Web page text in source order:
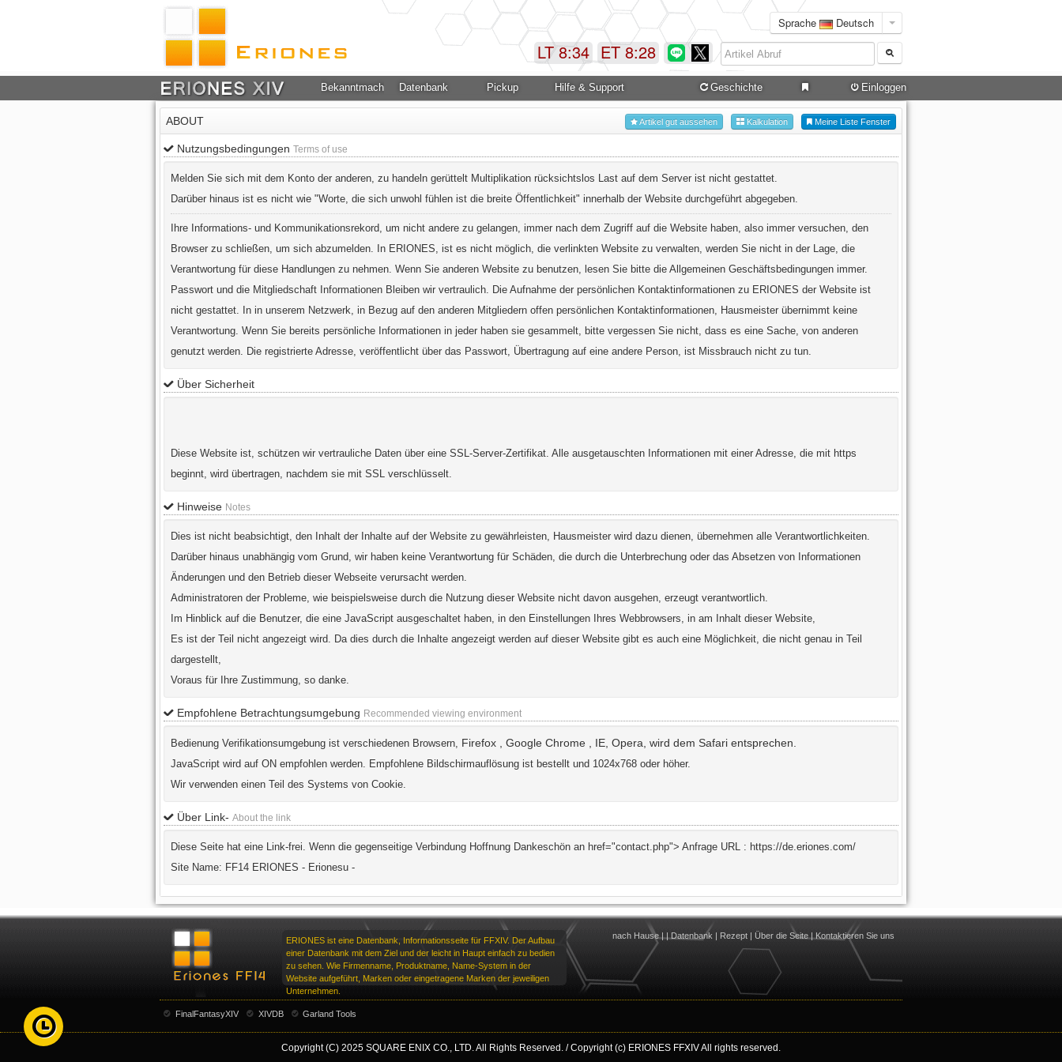
Sprache Deutsch
ET 8:28
LT 8:34
Bekanntmachung Datenbank Pickup Hilfe & Support Geschichte Einloggen
ABOUT Meine Liste Fenster
Kalkulation
Artikel gut aussehen
Nutzungsbedingungen Terms of use
Melden Sie sich mit dem Konto der anderen, zu handeln gerüttelt Multiplikation rücksichtslos Last auf dem Server ist nicht gestattet.
Darüber hinaus ist es nicht wie "Worte, die sich unwohl fühlen ist die breite Öffentlichkeit" innerhalb der Website durchgeführt abgegeben.
Ihre Informations- und Kommunikationsrekord, um nicht andere zu gelangen, immer nach dem Zugriff auf die Website haben, also immer versuchen, den
Browser zu schließen, um sich abzumelden. In ERIONES, ist es nicht möglich, die verlinkten Website zu verwalten, werden Sie nicht in der Lage, die
Verantwortung für diese Handlungen zu nehmen. Wenn Sie anderen Website zu benutzen, lesen Sie bitte die Allgemeinen Geschäftsbedingungen immer.
Passwort und die Mitgliedschaft Informationen Bleiben wir vertraulich. Die Aufnahme der persönlichen Kontaktinformationen zu ERIONES der Website ist
nicht gestattet. In in unserem Netzwerk, in Bezug auf den anderen Mitgliedern offen persönlichen Kontaktinformationen, Hausmeister übernimmt keine
Verantwortung. Wenn Sie bereits persönliche Informationen in jeder haben sie gesammelt, bitte vergessen Sie nicht, dass es eine Sache, von anderen
genutzt werden. Die registrierte Adresse, veröffentlicht über das Passwort, Übertragung auf eine andere Person, ist Missbrauch nicht zu tun.
Über Sicherheit
Diese Website ist, schützen wir vertrauliche Daten über eine SSL-Server-Zertifikat. Alle ausgetauschten Informationen mit einer Adresse, die mit https
beginnt, wird übertragen, nachdem sie mit SSL verschlüsselt.
Hinweise Notes
Dies ist nicht beabsichtigt, den Inhalt der Inhalte auf der Website zu gewährleisten, Hausmeister wird dazu dienen, übernehmen alle Verantwortlichkeiten.
Darüber hinaus unabhängig vom Grund, wir haben keine Verantwortung für Schäden, die durch die Unterbrechung oder das Absetzen von Informationen
Änderungen und den Betrieb dieser Webseite verursacht werden.
Administratoren der Probleme, wie beispielsweise durch die Nutzung dieser Website nicht davon ausgehen, erzeugt verantwortlich.
Im Hinblick auf die Benutzer, die eine JavaScript ausgeschaltet haben, in den Einstellungen Ihres Webbrowsers, in am Inhalt dieser Website,
Es ist der Teil nicht angezeigt wird. Da dies durch die Inhalte angezeigt werden auf dieser Website gibt es auch eine Möglichkeit, die nicht genau in Teil
dargestellt,
Voraus für Ihre Zustimmung, so danke.
Empfohlene Betrachtungsumgebung Recommended viewing environment
Bedienung Verifikationsumgebung ist verschiedenen Browsern, Firefox Google Chrome , IE, Opera, wird dem Safari entsprechen.
JavaScript wird auf ON empfohlen werden. Empfohlene Bildschirmauflösung ist bestellt und 1024x768 oder höher.
Wir verwenden einen Teil des Systems von Cookie.
Über Link- About the link
Diese Seite hat eine Link-frei. Wenn die gegenseitige Verbindung Hoffnung Dankeschön an href="contact.php"> Anfrage URL : https://de.eriones.com/
Site Name: FF14 ERIONES - Erionesu -
ERIONES ist eine Datenbank, Informationsseite für FFXIV. Der Aufbau
einer Datenbank mit dem Ziel und der leicht in Haupt einfach zu bedien
zu sehen. Wie Firmenname, Produktname, Name-System in der
Website aufgeführt, Marken oder eingetragene Marken der jeweiligen
Unternehmen.
nach Hause||Datenbank | Rezept | Über die Seite| Kontaktieren Sie uns
FinalFantasyXIV XIVDB Garland Tools
Copyright (C) 2025 SQUARE ENIX CO., LTD. All Rights Reserved. / Copyright (c) ERIONES FFXIV All rights reserved.